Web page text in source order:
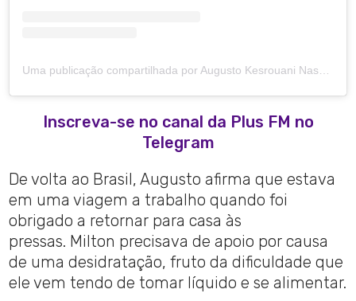
Inscreva-se no canal da Plus FM no
Telegram
De volta ao Brasil, Augusto afirma que estava
em uma viagem a trabalho quando foi
obrigado a retornar para casa às
pressas. Milton precisava de apoio por causa
de uma desidratação, fruto da dificuldade que
ele vem tendo de tomar líquido e se alimentar.